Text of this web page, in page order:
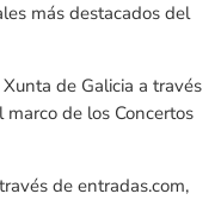
más destacados del
de Galicia a través
de los Concertos
de entradas.com,